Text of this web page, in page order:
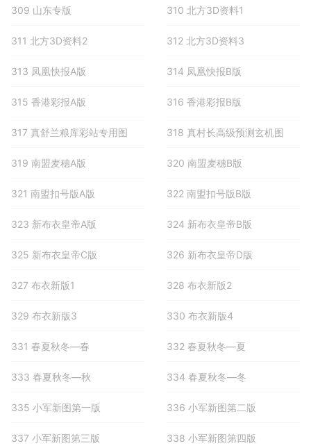
309 山东专版 310 北方3D资料1
311 北方3D资料2 312 北方3D资料3
313 凤凰快报A版 314 凤凰快报B版
315 香港彩报A版 316 香港彩报B版
317 真舒兰粮库彩站专用图 318 真村长高级预测玄机图
319 南盟麦穗A版 320 南盟麦穗B版
321 南盟扣号版A版 322 南盟扣号版B版
323 新布衣皇帝A版 324 新布衣皇帝B版
325 新布衣皇帝C版 326 新布衣皇帝D版
327 布衣新版1 328 布衣新版2
329 布衣新版3 330 布衣新版4
331 春夏秋冬—春 332 春夏秋冬—夏
333 春夏秋冬—秋 334 春夏秋冬—冬
335 小军新图第一版 336 小军新图第二版
337 小军新图第三版 338 小军新图第四版